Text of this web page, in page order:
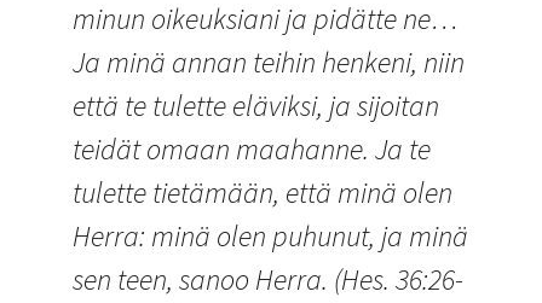
minun oikeuksiani ja pidätte ne…
Ja minä annan teihin henkeni, niin
että te tulette eläviksi, ja sijoitan
teidät omaan maahanne. Ja te
tulette tietämään, että minä olen
Herra: minä olen puhunut, ja minä
sen teen, sanoo Herra. (Hes. 36:26-